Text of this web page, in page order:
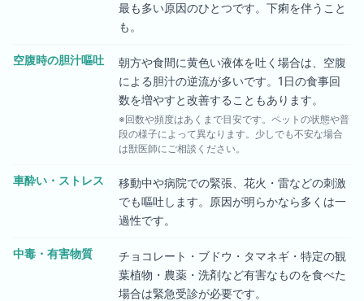
最も多い原因のひとつです。下痢を伴うこと
も。
空腹時の胆汁嘔吐
朝方や食間に黄色い液体を吐く場合は、空腹
による胆汁の逆流が多いです。1日の食事回
数を増やすと改善することもあります。
※回数や頻度はあくまで目安です。ペットの状態や普
段の様子によって異なります。少しでも不安な場合
は獣医師にご相談ください。
車酔い・ストレス
移動中や病院での緊張、花火・雷などの刺激
でも嘔吐します。原因が明らかなら多くは一
過性です。
中毒・有害物質
チョコレート・ブドウ・タマネギ・特定の観
葉植物・農薬・洗剤など有害なものを食べた
場合は緊急受診が必要です。